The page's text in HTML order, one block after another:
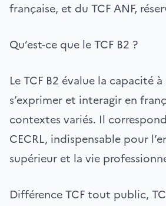
française, et du TCF ANF,
Qu’est-ce que le TCF B2 ?
Le TCF B2 évalue la capacité
s’exprimer et interagir en
contextes variés. Il
CECRL, indispensable pour
supérieur et la vie
Différence TCF tout public,